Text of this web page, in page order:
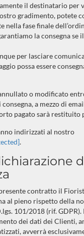
il destinatario per
gradimento, potete
nella fase finale
la consegna se
per lasciare
possa essere
o modificato
a mezzo di
pagato sarà restituito
indirizzati al nostro
.
contratto il
al pieno rispetto della
101/2018 (rif.
dei dati dei Clienti,
avverrà